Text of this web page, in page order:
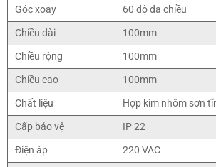
Góc xoay
60 độ đa chiều
Chiều dài
100mm
Chiều rộng
100mm
Chiều cao
100mm
Chất liệu
Hợp kim nhôm sơn
Cấp bảo vệ
IP 22
Điện áp
220 VAC